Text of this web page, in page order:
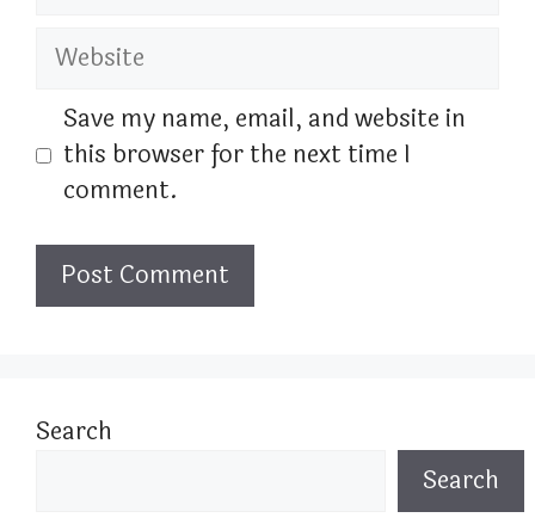
Website
Save my name, email, and website in
this browser for the next time I
comment.
Search
Search